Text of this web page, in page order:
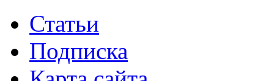
Статьи
Подписка